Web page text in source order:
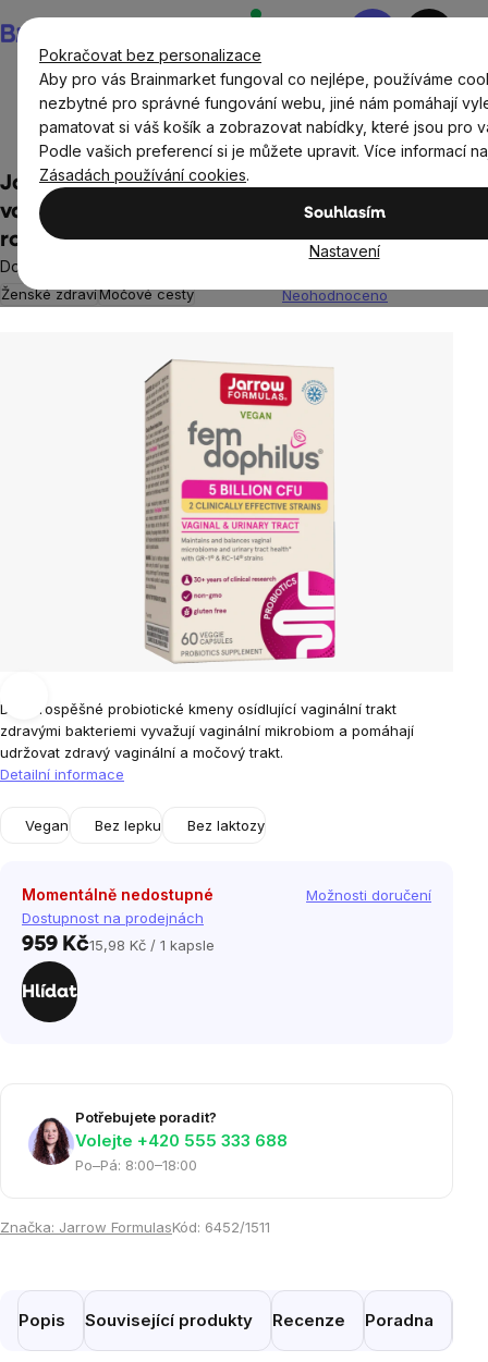
Pokračovat bez personalizace
Aby pro vás Brainmarket fungoval co nejlépe, používáme
nezbytné pro správné fungování webu, jiné nám pomáhají
pamatovat si váš košík a zobrazovat nabídky, které jsou pro
Podle vašich preferencí si je můžete upravit. Více informací
Zásadách používání cookies.
Souhlasím
Nastavení
na
obsah
Nákupní
Doplňky stravy a výživa Probiotika
Jarrow Formulas Women's Fem Dophilus,
vaginální probiotika, 5 miliard, 60
rostlinných kapslí
Doplněk stravy
Ženské zdravíMočové cesty
Průměrné
5
hvězdiček.
Neohodnoceno
Dva prospěšné probiotické kmeny osídlující vaginální trakt
zdravými bakteriemi vyvažují vaginální mikrobiom a pomáhají
udržovat zdravý vaginální a močový trakt.
Detailní informace
Vegan Bez lepku Bez laktozy
Momentálně nedostupné
Dostupnost na prodejnách
Možnosti doručení
959 KčMěrná
15,98 Kč / 1 kapsle
Hlídat
Potřebujete poradit?
Volejte ‭+420 555 333 688
Po–Pá: 8:00–18:00
Značka: Jarrow FormulasKód: 6452/1511
Popis Související produkty Recenze Poradna